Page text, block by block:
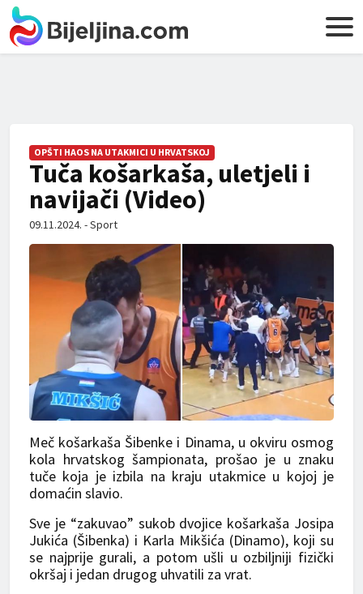
OPŠTI HAOS NA UTAKMICI U HRVATSKOJ
Tuča košarkaša, uletjeli i
navijači (Video)
09.11.2024. - Sport
Meč košarkaša Šibenke i Dinama, u okviru osmog
kola hrvatskog šampionata, prošao je u znaku
tuče koja je izbila na kraju utakmice u kojoj je
domaćin slavio.
Sve je “zakuvao” sukob dvojice košarkaša Josipa
Jukića (Šibenka) i Karla Mikšića (Dinamo), koji su
se najprije gurali, a potom ušli u ozbiljniji fizički
okršaj i jedan drugog uhvatili za vrat.